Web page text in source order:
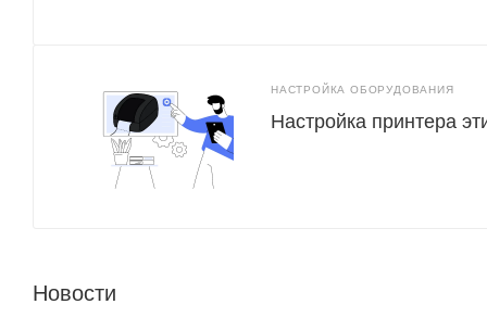
НАСТРОЙКА ОБОРУДОВАНИЯ
Настройка принтера
Новости